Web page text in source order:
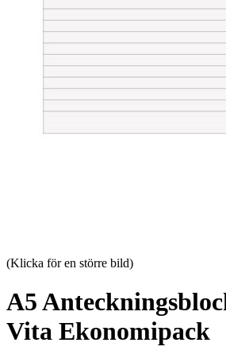
(Klicka för en större bild)
A5
Vita Ekonomipack